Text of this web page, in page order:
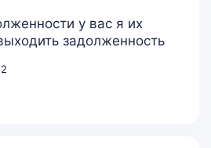
у вас я их
задолженность
2